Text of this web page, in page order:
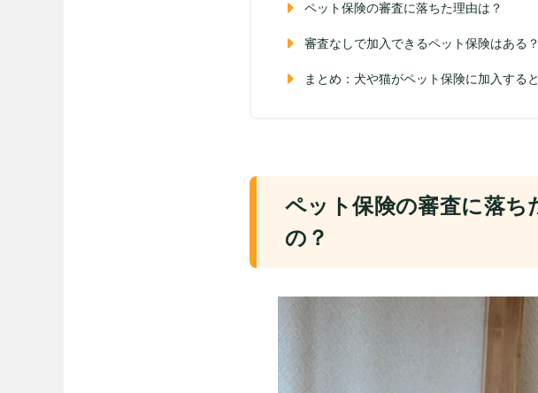
ペット保険の審査に落ちた理由は？
審査なしで加入できるペット保険はある？
まとめ：犬や猫がペット保険に加入する
ペット保険の審査に落ち
の？